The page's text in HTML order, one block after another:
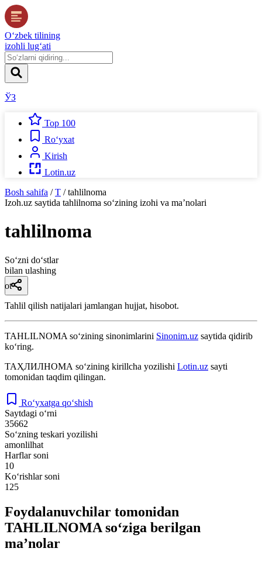
O‘zbek tilining
izohli lug‘ati
ЎЗ
Top 100
Ro‘yxat
Kirish
Lotin.uz
Bosh sahifa / T / tahlilnoma
Izoh.uz saytida tahlilnoma so‘zining izohi va ma’nolari
tahlilnoma
So‘zni do‘stlar
bilan ulashing
ot
Tahlil qilish natijalari jamlangan hujjat, hisobot.
TAHLILNOMA so‘zining sinonimlarini Sinonim.uz saytida qidirib
ko‘ring.
ТАҲЛИЛНОМА so‘zining kirillcha yozilishi Lotin.uz sayti
tomonidan taqdim qilingan.
Ro‘yxatga qo‘shish
Saytdagi o‘rni
35662
So‘zning teskari yozilishi
amonlilhat
Harflar soni
10
Ko‘rishlar soni
125
Foydalanuvchilar tomonidan
TAHLILNOMA so‘ziga berilgan
ma’nolar